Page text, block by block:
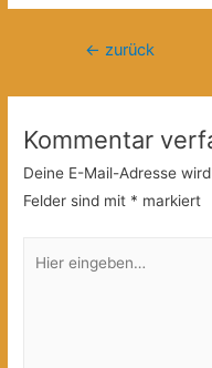
← zurück
Kommentar
Deine E-Mail-Adresse
Felder sind mit * markiert
eingeben…